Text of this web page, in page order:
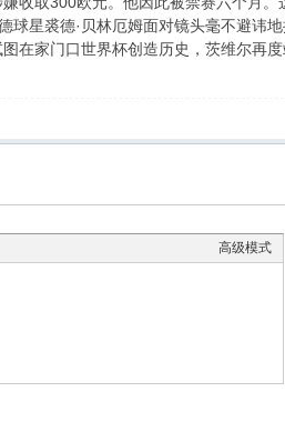
星裘德·贝林厄姆面对镜头毫不避讳
在家门口世界杯创造历史，茨维尔再
高级模式